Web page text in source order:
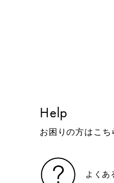
Help
お困りの方はこち
よくあ